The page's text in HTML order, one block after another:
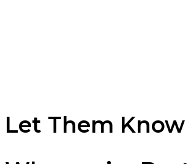
Let Them Know